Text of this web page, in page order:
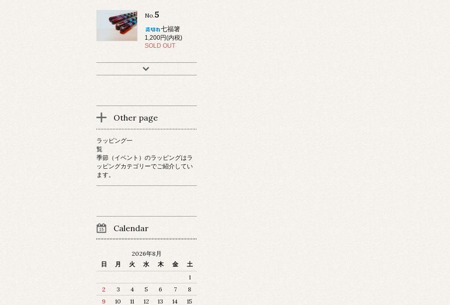
No.5
七福箸
1,200円(内税)
SOLD OUT
Other page
ラッピング一
覧
季節（イベント）のラッピングはラ
ッピングカテゴリーでご紹介してい
ます。
Calendar
2026年8月
日
月 火 水 木 金
土
1
2
3 4 5 6 7
8
9
10 11 12 13 14
15